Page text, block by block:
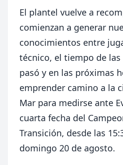
El plantel vuelve a
comienzan a generar
conocimientos entre
técnico, el tiempo de
pasó y en las próximas
emprender camino a la
Mar para medirse ante
cuarta fecha del
Transición, desde las
domingo 20 de agosto.